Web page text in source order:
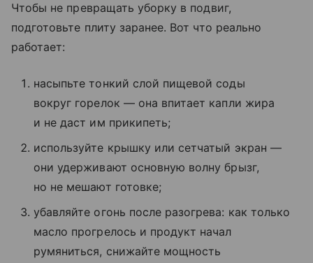
Чтобы не превращать уборку в подвиг,
подготовьте плиту заранее. Вот что реально
работает:
насыпьте тонкий слой пищевой соды
вокруг горелок — она впитает капли жира
и не даст им прикипеть;
используйте крышку или сетчатый экран —
они удерживают основную волну брызг,
но не мешают готовке;
убавляйте огонь после разогрева: как только
масло прогрелось и продукт начал
румяниться, снижайте мощность